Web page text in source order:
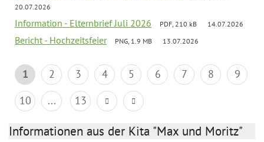
20.07.2026
Information - Elternbrief Juli 2026 PDF, 210 kB 14.07.2026
Bericht - Hochzeitsfeier PNG, 1.9 MB 13.07.2026
1 2 3 4 5 6 7 8
9
10
... 13
Informationen aus der Kita "Max und Moritz"